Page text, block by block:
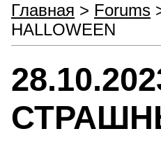
Главная > Forums
HALLOWEEN